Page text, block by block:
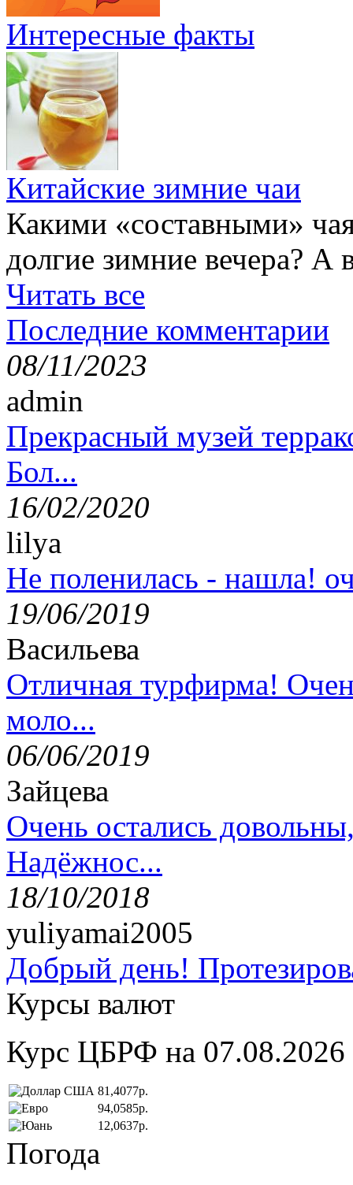
Интересные факты
Китайские зимние чаи
Какими «составными»
долгие зимние вечера? А
Читать все
Последние комментарии
08/11/2023
admin
Прекрасный музей
Бол...
16/02/2020
lilya
Не поленилась - нашла!
19/06/2019
Васильева
Отличная турфирма!
моло...
06/06/2019
Зайцева
Очень остались
Надёжнос...
18/10/2018
yuliyamai2005
Добрый день!
Курсы валют
Курс ЦБРФ на 07.08.2026
81,4077р.
94,0585р.
12,0637р.
Погода